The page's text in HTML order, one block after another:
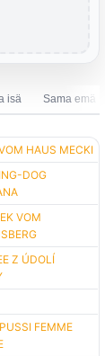
isä Sama emä
HAUS MECKI
DOG
VOM
Z ÚDOLÍ
FEMME